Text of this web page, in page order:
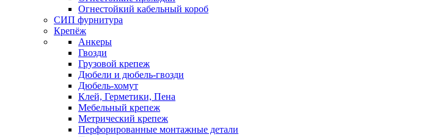
Огнестойкий кабельный короб
СИП фурнитура
Крепёж
Анкеры
Гвозди
Грузовой крепеж
Дюбели и дюбель-гвозди
Дюбель-хомут
Клей, Герметики, Пена
Мебельный крепеж
Метрический крепеж
Перфорированные монтажные детали